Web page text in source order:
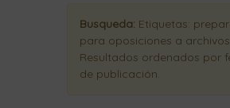
Busqueda: Etiquetas:
para oposiciones a archivos
Resultados ordenados por
de publicación.